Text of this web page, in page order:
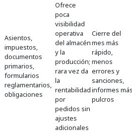
Asientos,
impuestos,
documentos
primarios,
formularios
reglamentarios,
obligaciones
Ofrece
poca
visibilidad
operativa
del almacén
y la
producción;
rara vez da
la
rentabilidad
por
pedidos sin
ajustes
adicionales
Cierre del
mes más
rápido,
menos
errores y
sanciones,
informes
pulcros